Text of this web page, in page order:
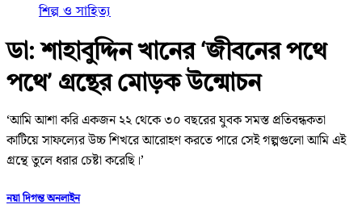
শিল্প ও সাহিত্য
ডা: শাহাবুদ্দিন খানের ‘জীবনের পথে
পথে’ গ্রন্থের মোড়ক উন্মোচন
‘আমি আশা করি একজন ২২ থেকে ৩০ বছরের যুবক সমস্ত প্রতিবন্ধকতা
কাটিয়ে সাফল্যের উচ্চ শিখরে আরোহণ করতে পারে সেই গল্পগুলো আমি এই
গ্রন্থে তুলে ধরার চেষ্টা করেছি।’
নয়া দিগন্ত অনলাইন